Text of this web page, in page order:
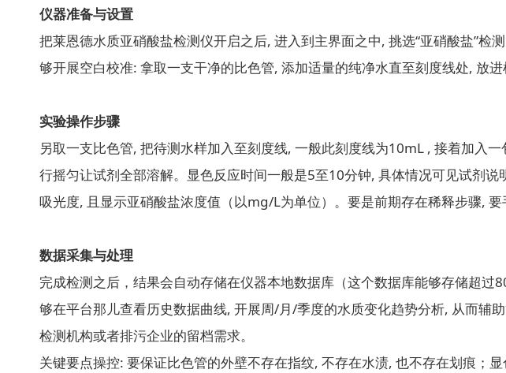
仪器准备与设置
把莱恩德水质亚硝酸盐检测仪开启之后, 进入到主界面之中, 挑选“亚硝酸盐”
够开展空白校准: 拿取一支干净的比色管, 添加适量的纯净水直至刻度线处, 放进
实验操作步骤
另取一支比色管, 把待测水样加入至刻度线, 一般此刻度线为10mL , 接着加入
行摇匀让试剂全部溶解。显色反应时间一般是5至10分钟, 具体情况可见试剂
吸光度, 且显示亚硝酸盐浓度值（以mg/L为单位）。要是前期存在稀释步骤,
数据采集与处理
完成检测之后，结果会自动存储在仪器本地数据库（这个数据库能够存储超
够在平台那儿查看历史数据曲线, 开展周/月/季度的水质变化趋势分析, 从而辅
检测机构或者排污企业的留档需求。
关键要点操控: 要保证比色管的外壁不存在指纹, 不存在水渍, 也不存在划痕；